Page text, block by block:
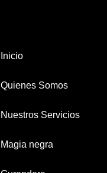
Inicio
Quienes Somos
Nuestros Servicios
Magia negra